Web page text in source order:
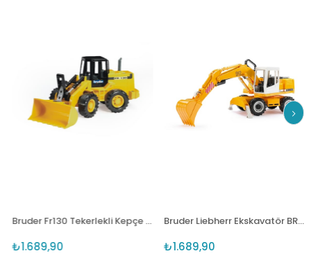
Bruder Fr130 Tekerlekli Kepçe BR02425
₺1.689,90
Bruder Liebherr Ekskavatör BR02426
₺1.689,90